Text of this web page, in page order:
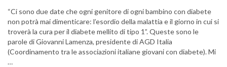
“Ci sono due date che ogni genitore di ogni bambino con diabete
non potrà mai dimenticare: l’esordio della malattia e il giorno in cui si
troverà la cura per il diabete mellito di tipo 1”. Queste sono le
parole di Giovanni Lamenza, presidente di AGD Italia
(Coordinamento tra le associazioni italiane giovani con diabete). Mi
…